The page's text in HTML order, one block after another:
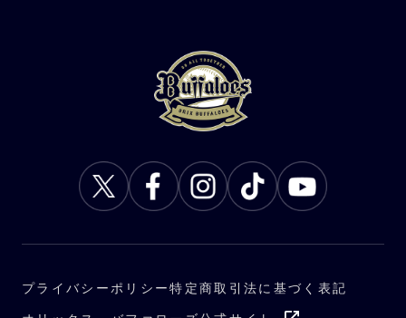
プライバシーポリシー特定商取引法に基づく表記